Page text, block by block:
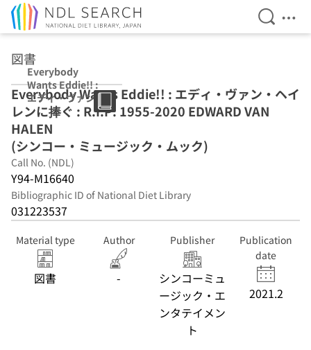
Open
図書
Everybody
Wants Eddie!! :
エディ・ヴァン・
ヘイレンに捧ぐ :
R.I.P. 1955-2020
EDWARD VAN
HALEN (シンコ
ー・ミュージッ
ク・ムック)
Everybody Wants Eddie!! : エディ・ヴァン・ヘイ
レンに捧ぐ : R.I.P. 1955-2020 EDWARD VAN
HALEN
(シンコー・ミュージック・ムック)
Call No. (NDL)
Y94-M16640
Bibliographic ID of National Diet Library
031223537
Material type
図書
Author
-
Publisher
シンコーミュ
ージック・エ
ンタテイメン
ト
Publication
date
2021.2